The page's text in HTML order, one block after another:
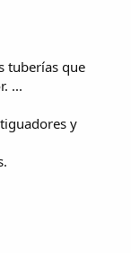
tuberías que
...
y